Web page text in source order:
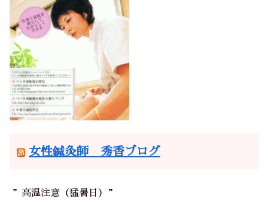
女性鍼灸師 秀香ブログ
”高温注意（猛暑日）”